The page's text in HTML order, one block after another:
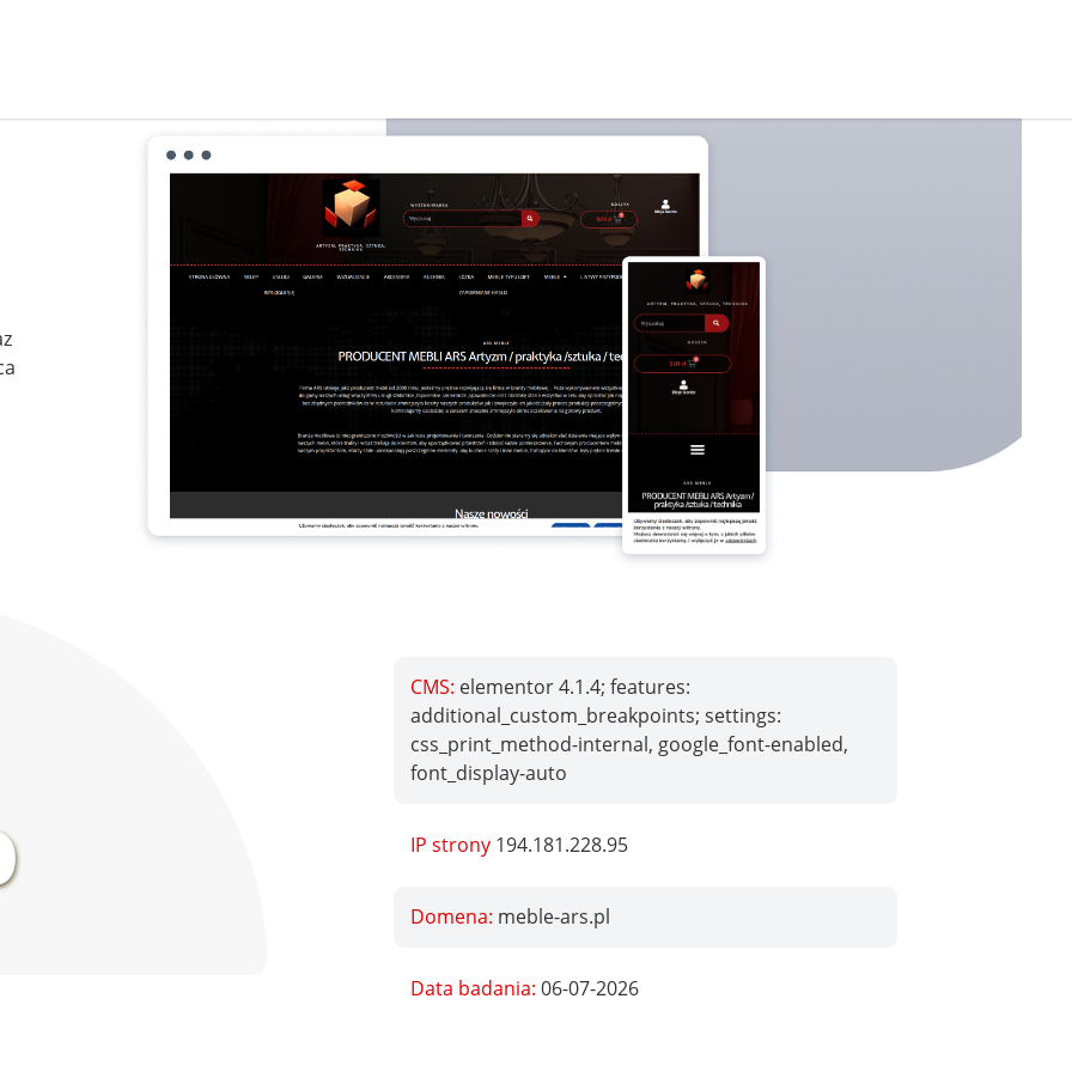
CMS: elementor 4.1.4; features:
additional_custom_breakpoints; settings:
css_print_method-internal, google_font-enabled,
font_display-auto
IP strony 194.181.228.95
Domena: meble-ars.pl
Data badania: 06-07-2026